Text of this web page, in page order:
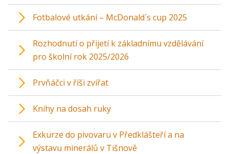
Fotbalové utkání – McDonald´s cup 2025
Rozhodnutí o přijetí k základnímu vzdělávání
pro školní rok 2025/2026
Prvňáčci v říši zvířat
Knihy na dosah ruky
Exkurze do pivovaru v Předklášteří a na
výstavu minerálů v Tišnově